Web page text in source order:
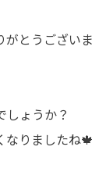
がとうございま
しょうか？
なりましたね🍁